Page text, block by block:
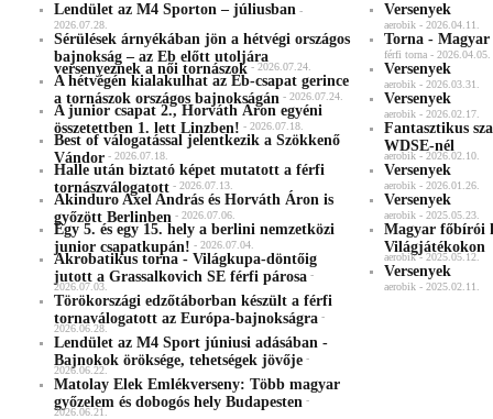
Lendület az M4 Sporton – júliusban -
2026.07.28.
Sérülések árnyékában jön a hétvégi országos
bajnokság – az Eb előtt utoljára
versenyeznek a női tornászok - 2026.07.24.
A hétvégén kialakulhat az Eb-csapat gerince
a tornászok országos bajnokságán - 2026.07.24.
A junior csapat 2., Horváth Áron egyéni
összetettben 1. lett Linzben! - 2026.07.18.
Best of válogatással jelentkezik a Szökkenő
Vándor - 2026.07.18.
Halle után biztató képet mutatott a férfi
tornászválogatott - 2026.07.13.
Akinduro Axel András és Horváth Áron is
győzött Berlinben - 2026.07.06.
Egy 5. és egy 15. hely a berlini nemzetközi
junior csapatkupán! - 2026.07.04.
Akrobatikus torna - Világkupa-döntőig
jutott a Grassalkovich SE férfi párosa -
2026.07.03.
Törökországi edzőtáborban készült a férfi
tornaválogatott az Európa-bajnokságra -
2026.06.28.
Lendület az M4 Sport júniusi adásában -
Bajnokok öröksége, tehetségek jövője -
2026.06.22.
Matolay Elek Emlékverseny: Több magyar
győzelem és dobogós hely Budapesten -
2026.06.21.
Versenyek
aerobik - 2026.04.11.
Torna -
férfi torna - 2026.04.05.
Versenyek
aerobik - 2026.03.31.
Versenyek
aerobik - 2026.02.17.
Fantasztikus
WDSE-nél
aerobik - 2026.02.10.
Versenyek
aerobik - 2026.01.26.
Versenyek
aerobik - 2025.05.23.
Magyar főbírói
Világjátékokon
aerobik - 2025.05.12.
Versenyek
aerobik - 2025.02.11.